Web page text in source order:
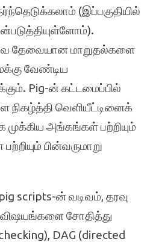
(இப்பகுதியில்
தேவையான மாறுதல்களை
வேண்டிய
Pig-ன் கட்டமைப்பில்
வெளியீட்டினைக்
முக்கிய அங்கங்கள் பற்றியும்
பின்வருமாறு
scripts-ன் வடிவம், தரவு
சோதித்து
DAG (directed